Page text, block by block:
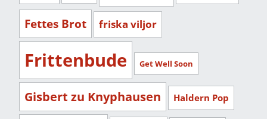
Fettes Brot friska viljor
Frittenbude Get Well Soon
Gisbert zu Knyphausen Haldern Pop